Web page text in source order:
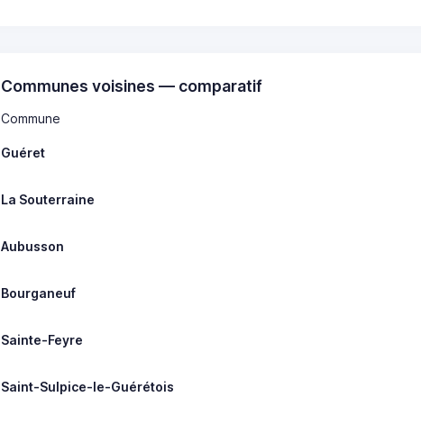
Communes voisines — comparatif
Commune
Guéret
La Souterraine
Aubusson
Bourganeuf
Sainte-Feyre
Saint-Sulpice-le-Guérétois